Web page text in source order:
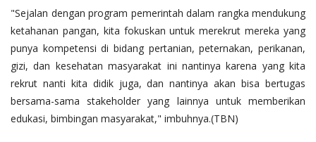
"Sejalan dengan program pemerintah dalam rangka mendukung
ketahanan pangan, kita fokuskan untuk merekrut mereka yang
punya kompetensi di bidang pertanian, peternakan, perikanan,
gizi, dan kesehatan masyarakat ini nantinya karena yang kita
rekrut nanti kita didik juga, dan nantinya akan bisa bertugas
bersama-sama stakeholder yang lainnya untuk memberikan
edukasi, bimbingan masyarakat," imbuhnya.(TBN)